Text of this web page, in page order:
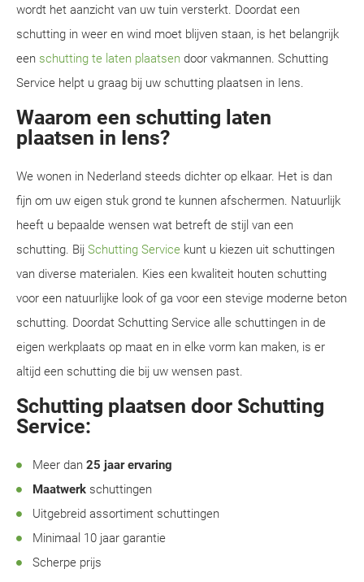
wordt het aanzicht van uw tuin versterkt. Doordat een
schutting in weer en wind moet blijven staan, is het belangrijk
een schutting te laten plaatsen door vakmannen. Schutting
Service helpt u graag bij uw schutting plaatsen in Iens.
Waarom een schutting laten
plaatsen in Iens?
We wonen in Nederland steeds dichter op elkaar. Het is dan
fijn om uw eigen stuk grond te kunnen afschermen. Natuurlijk
heeft u bepaalde wensen wat betreft de stijl van een
schutting. Bij Schutting Service kunt u kiezen uit schuttingen
van diverse materialen. Kies een kwaliteit houten schutting
voor een natuurlijke look of ga voor een stevige moderne beton
schutting. Doordat Schutting Service alle schuttingen in de
eigen werkplaats op maat en in elke vorm kan maken, is er
altijd een schutting die bij uw wensen past.
Schutting plaatsen door Schutting
Service:
Meer dan 25 jaar ervaring
Maatwerk schuttingen
Uitgebreid assortiment schuttingen
Minimaal 10 jaar garantie
Scherpe prijs